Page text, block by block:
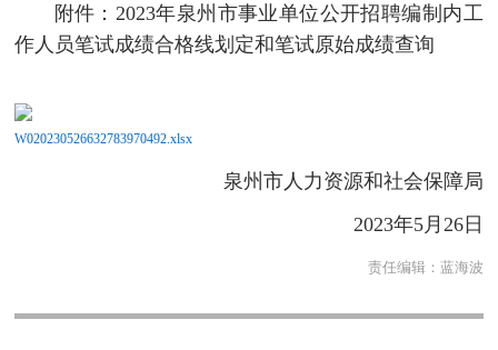
附件：2023年泉州市事业单位公开招聘编制内工
作人员笔试成绩合格线划定和笔试原始成绩查询
W020230526632783970492.xlsx
泉州市人力资源和社会保障局
2023年5月26日
责任编辑： 蓝海波